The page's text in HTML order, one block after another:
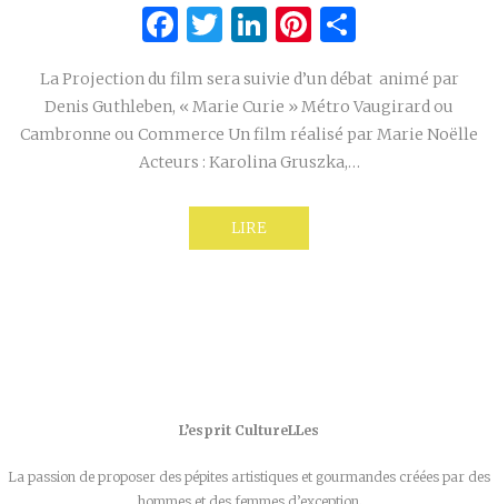
Facebook
Twitter
LinkedIn
Pinterest
La Projection du film sera suivie d’un débat animé par
Denis Guthleben, « Marie Curie » Métro Vaugirard ou
Cambronne ou Commerce Un film réalisé par Marie Noëlle
Acteurs : Karolina Gruszka,…
LIRE
L’esprit CultureLLes
La passion de proposer des pépites artistiques et gourmandes créées par des